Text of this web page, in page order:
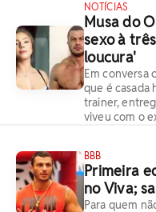
NOTÍCIAS
Musa do
sexo à
loucura'
Em conversa
que é casada
trainer,
viveu com o
BBB
Primeira
no Viva;
Para quem